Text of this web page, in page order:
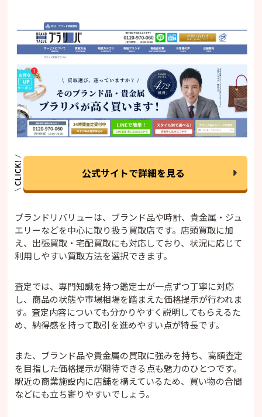
公式サイトで詳細を見る
ブランドリバリューは、ブランド品や時計、貴金属・ジュ
エリーなどを中心に取り扱う買取店です。店頭買取に加
え、出張買取・宅配買取にも対応しており、状況に応じて
利用しやすい買取方法を選択できます。
査定では、専門知識を持つ鑑定士が一点ずつ丁寧に対応
し、商品の状態や市場相場を踏まえた価格提示が行われま
す。査定内容についても分かりやすく説明してもらえるた
め、納得感を持って取引を進めやすい点が特長です。
また、ブランド品や貴金属の買取に強みを持ち、高額査定
を目指した価格提示が期待できる点も魅力のひとつです。
駅近の商業施設内に店舗を構えているため、買い物の合間
などにも立ち寄りやすいでしょう。